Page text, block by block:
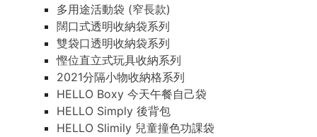
多用途活動袋 (窄長款)
闊口式透明收納袋系列
雙袋口透明收納袋系列
慳位直立式玩具收納系列
2021分隔小物收納格系列
HELLO Boxy 今天午餐自己袋
HELLO Simply 後背包
HELLO Slimily 兒童撞色功課袋